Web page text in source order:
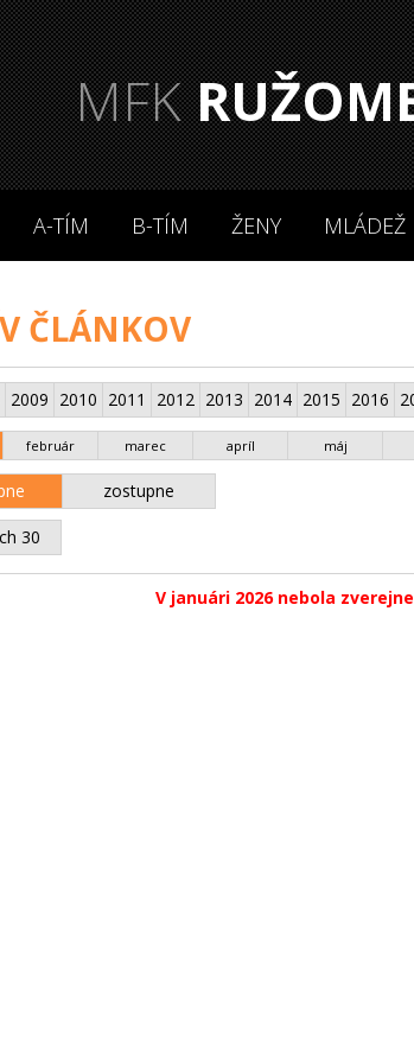
MFK
A-TÍM B-TÍM ŽENY MLÁDEŽ
ČLÁNKOV
2009 2010 2011 2012 2013 2014 2015 2016
február marec apríl máj
zostupne
30
V januári 2026 nebola